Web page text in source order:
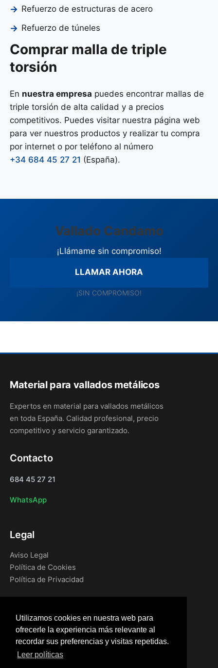
Utilizamos cookies en nuestra web para
ofrecerle la experiencia más relevante al
recordar sus preferencias y visitas repetidas.
Leer políticas
Refuerzo de estructuras de acero
Refuerzo de túneles
Comprar malla de triple
torsión
En nuestra empresa puedes encontrar mallas de
triple torsión de alta calidad y a precios
competitivos. Puedes visitar nuestra página web
para ver nuestros productos y realizar tu compra
por internet o por teléfono al número
+34 684 45 27 21 (España).
Vallado Candamo
¡Llámame sin compromiso!
LLAMAR AHORA
¡SIN COMPROMISO!
Material para vallados metálicos
Expertos en material para vallados metálicos
en toda España. Calidad profesional, precio
competitivo y servicio garantizado.
Contacto
684 45 27 21
WhatsApp
Legal
Aviso Legal
Política de Cookies
Política de Privacidad
Inicio
Blog
Tienda